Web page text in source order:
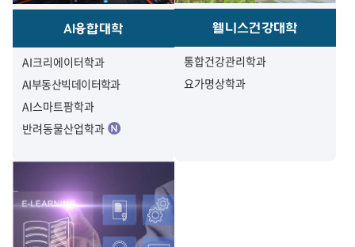
AI융합대학
AI크리에이터학과
AI부동산빅데이터학과
AI스마트팜학과
반려동물산업학과
웰니스건강대학
통합건강관리학과
요가명상학과